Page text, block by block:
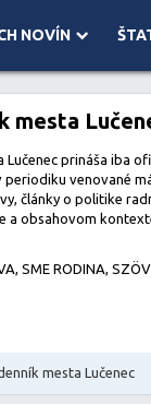
NOVÍN
mesta
prináša iba
venované
články o politike
a obsahovom
SME RODINA,
mesta Lučenec